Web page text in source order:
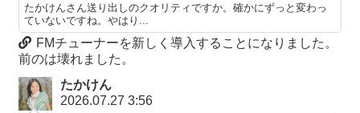
たかけんさん送り出しのクオリティですか。確かにずっと変わっ
ていないですね。やはり...
FMチューナーを新しく導入することになりました。
前のは壊れました。
たかけん
2026.07.27 3:56